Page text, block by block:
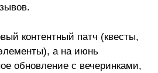
контентный патч (квесты,
а на июнь
обновление с вечеринками,